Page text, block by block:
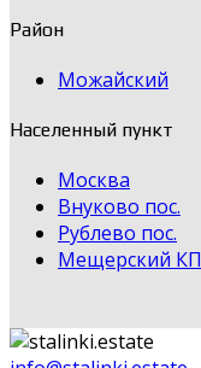
Район
Можайский
Населенный пункт
Москва
Внуково пос.
Рублево пос.
Мещерский КП